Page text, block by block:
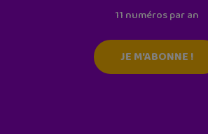
11 numéros par an
JE M'ABONNE !